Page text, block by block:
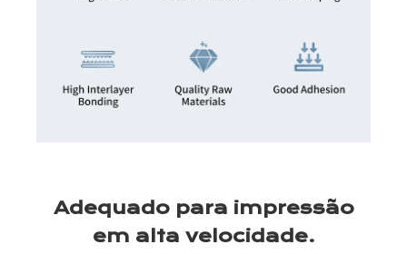
Adequado para impressão
em alta velocidade.